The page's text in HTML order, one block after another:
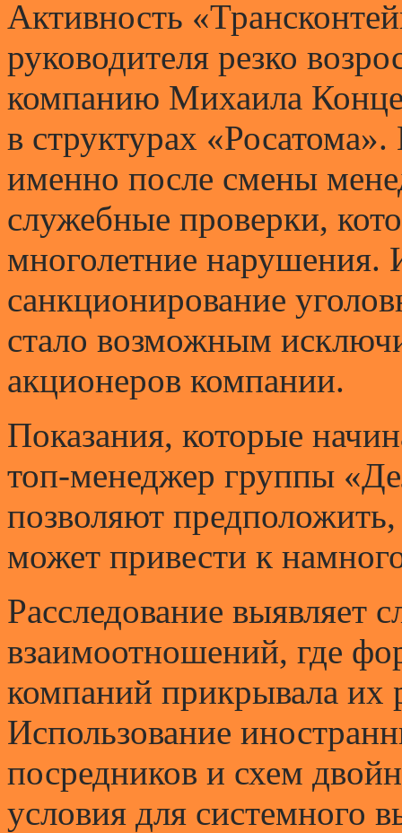
Активность
руководителя резко
компанию Михаила
в структурах
именно после смены
служебные проверки,
многолетние нарушения.
санкционирование
стало возможным
акционеров компании.
Показания, которые
топ-менеджер группы
позволяют
может привести к
Расследование выявляет
взаимоотношений, где
компаний прикрывала их
Использование
посредников и схем
условия для системного